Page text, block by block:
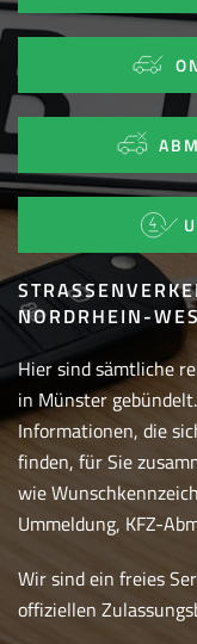
ORDRHEIN-
Hier sind sämtliche
in Münster
Informationen, die
finden, für Sie
wie
Ummeldung, KFZ-
Wir sind ein freies
offiziellen